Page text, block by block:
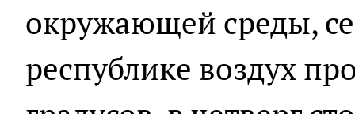
окружающей среды,
республике воздух